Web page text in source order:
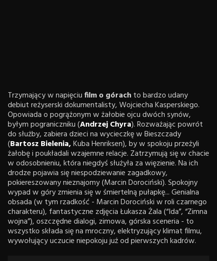
Trzymający w napięciufilm o górachto bardzo udany
debiut reżyserski dokumentalisty, Wojciecha Kasperskiego.
Opowiada o pogrążonym w żałobie ojcu dwóch synów,
byłym pograniczniku (Andrzej Chyra). Rozważając powrót
do służby, zabiera dzieci na wycieczkę w Bieszczady
(Bartosz Bielenia,Kuba Henriksen), by w spokoju przeżyli
żałobę i poukładali wzajemne relacje. Zatrzymują się w chacie
w odosobnieniu, która niegdyś służyła za więzienie. Na ich
drodze pojawia się niespodziewanie zagadkowy,
pokiereszowany nieznajomy (Marcin Dorociński). Spokojny
wypad w góry zmienia się w śmiertelną pułapkę... Genialna
obsada (w tym rzadkość - Marcin Dorociński w roli czarnego
charakteru), fantastyczne zdjęcia Łukasza Żala (“Ida”, “Zimna
wojna”), oszczędne dialogi, zimowa, górska sceneria - to
wszystko składa się na mroczny, elektryzujący klimat filmu,
wywołujący uczucie niepokoju już od pierwszych kadrów.